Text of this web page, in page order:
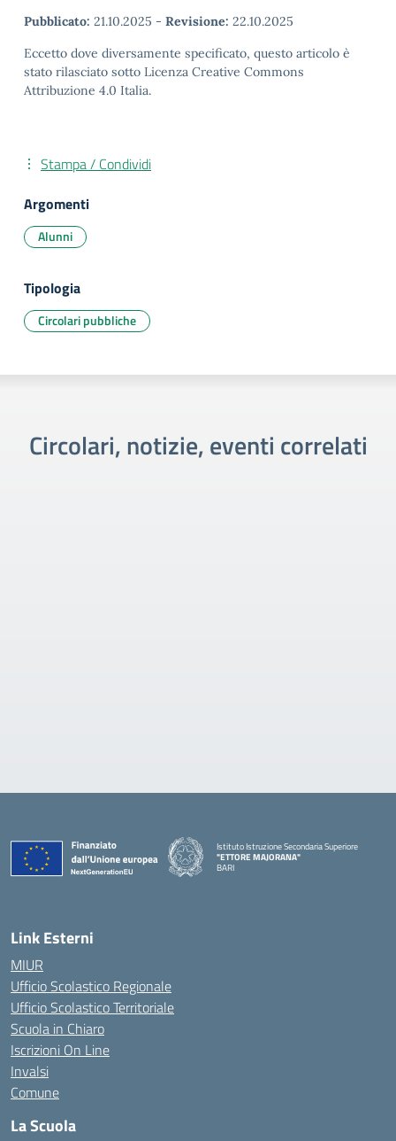
Pubblicato: 21.10.2025 - Revisione: 22.10.2025
Eccetto dove diversamente specificato, questo articolo è
stato rilasciato sotto Licenza Creative Commons
Attribuzione 4.0 Italia.
Stampa / Condividi
Argomenti
Alunni
Tipologia
Circolari pubbliche
Circolari, notizie, eventi correlati
Istituto Istruzione Secondaria Superiore
"ETTORE MAJORANA"
BARI
Link Esterni
MIUR
Ufficio Scolastico Regionale
Ufficio Scolastico Territoriale
Scuola in Chiaro
Iscrizioni On Line
Invalsi
Comune
La Scuola